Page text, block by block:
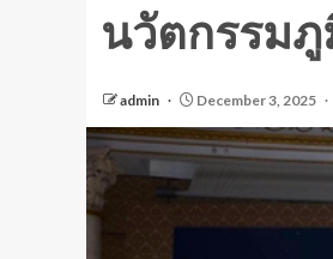
นวัตกรรม
admin December 3, 2025